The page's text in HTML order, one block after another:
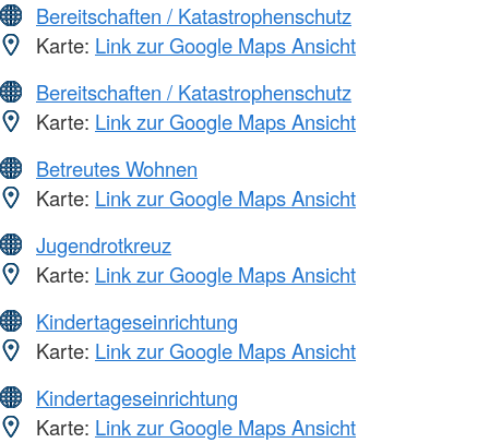
Bereitschaften / Katastrophenschutz
Karte: Link zur Google Maps Ansicht
Bereitschaften / Katastrophenschutz
Karte: Link zur Google Maps Ansicht
Betreutes Wohnen
Karte: Link zur Google Maps Ansicht
Jugendrotkreuz
Karte: Link zur Google Maps Ansicht
Kindertageseinrichtung
Karte: Link zur Google Maps Ansicht
Kindertageseinrichtung
Karte: Link zur Google Maps Ansicht